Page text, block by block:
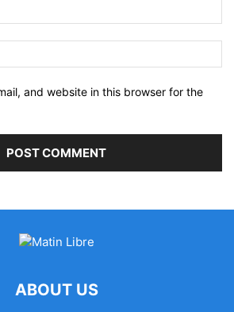
and website in this browser for the
ABOUT US